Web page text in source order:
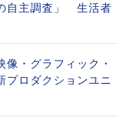
自主調査」 生活者
・グラフィック・
プロダクションユニ